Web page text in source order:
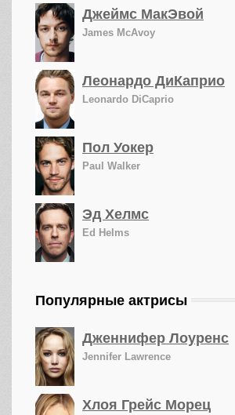
Джеймс МакЭвой
James McAvoy
Леонардо ДиКаприо
Leonardo DiCaprio
Пол Уокер
Paul Walker
Эд Хелмс
Ed Helms
Популярные актрисы
Дженнифер Лоуренс
Jennifer Lawrence
Хлоя Грейс Морец